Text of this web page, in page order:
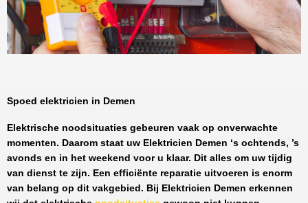
Spoed elektricien in Demen
Elektrische noodsituaties gebeuren vaak op onverwachte
momenten. Daarom staat uw Elektricien Demen ‘s ochtends, ’s
avonds en in het weekend voor u klaar. Dit alles om uw tijdig
van dienst te zijn. Een efficiënte reparatie uitvoeren is enorm
van belang op dit vakgebied. Bij Elektricien Demen erkennen